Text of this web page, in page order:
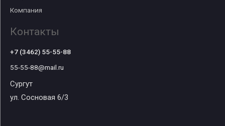
Компания
Контакты
+7 (3462) 55-55-88
55-55-88@mail.ru
Сургут
ул. Сосновая 6/3